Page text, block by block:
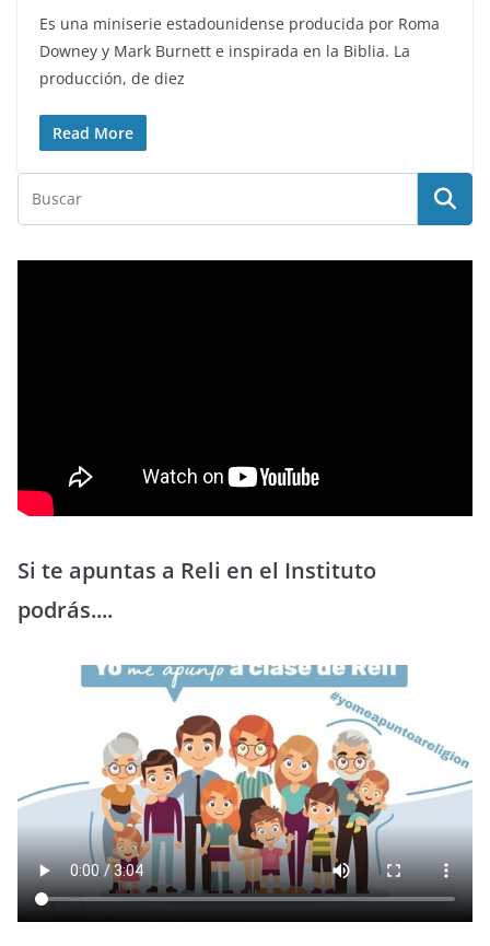
Es una miniserie estadounidense producida por Roma
Downey y Mark Burnett e inspirada en la Biblia. La
producción, de diez
Read More
Si te apuntas a Reli en el Instituto
podrás....